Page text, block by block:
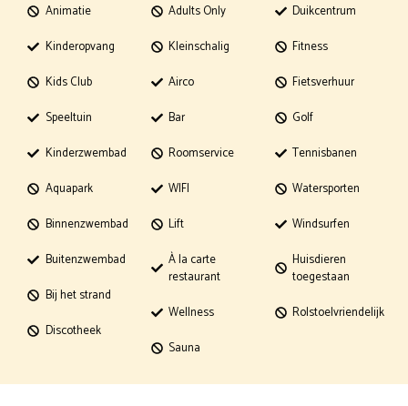
Animatie
Kinderopvang
Kids Club
Speeltuin
Kinderzwembad
Aquapark
Binnenzwembad
Buitenzwembad
Bij het strand
Discotheek
Adults Only
Kleinschalig
Airco
Bar
Roomservice
WIFI
Lift
À la carte
restaurant
Wellness
Sauna
Duikcentrum
Fitness
Fietsverhuur
Golf
Tennisbanen
Watersporten
Windsurfen
Huisdieren
toegestaan
Rolstoelvriendelijk